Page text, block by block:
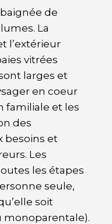
de
La
l’extérieur
vitrées
larges et
en coeur
familiale et les
des
besoins et
Les
les étapes
seule,
soit
monoparentale).